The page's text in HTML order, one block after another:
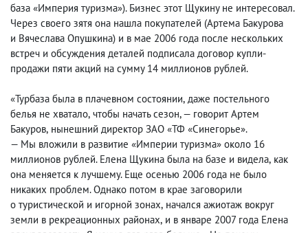
база «Империя туризма»). Бизнес этот Щукину не интересовал.
Через своего зятя она нашла покупателей (Артема Бакурова
и Вячеслава Опушкина) и в мае 2006 года после нескольких
встреч и обсуждения деталей подписала договор купли-
продажи пяти акций на сумму 14 миллионов рублей.
«Турбаза была в плачевном состоянии, даже постельного
белья не хватало, чтобы начать сезон, — говорит Артем
Бакуров, нынешний директор ЗАО «ТФ «Синегорье».
— Мы вложили в развитие «Империи туризма» около 16
миллионов рублей. Елена Щукина была на базе и видела, как
она меняется к лучшему. Еще осенью 2006 года не было
никаких проблем. Однако потом в крае заговорили
о туристической и игорной зонах, начался ажиотаж вокруг
земли в рекреационных районах, и в январе 2007 года Елена